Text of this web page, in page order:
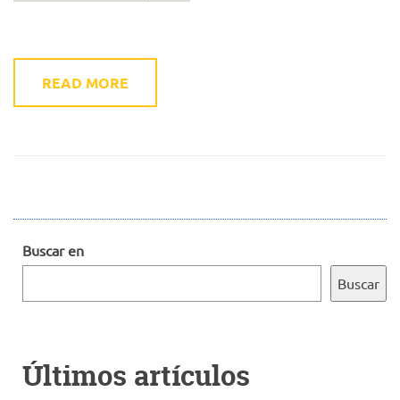
READ MORE
Buscar en
Buscar
Últimos artículos